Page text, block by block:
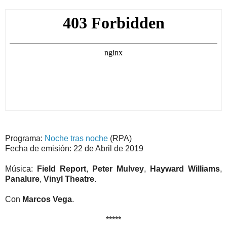
Programa: Noche tras noche (RPA)
Fecha de emisión: 22 de Abril de 2019
Música: Field Report, Peter Mulvey, Hayward Williams,
Panalure, Vinyl Theatre.
Con Marcos Vega.
*****